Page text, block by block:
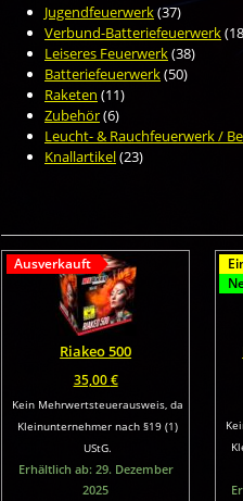
Jugendfeuerwerk(37)
Verbund-Batteriefeuerwerk
Leiseres Feuerwerk(38)
Batteriefeuerwerk(50)
Raketen (11)
Zubehör(6)
Leucht- & Rauchfeuerwerk /
Knallartikel(23)
Ausverkauft
Riakeo 500
35,00€
Kein Mehrwertsteuerausweis, da
Kleinunternehmer nach §19 (1)
UStG.
Erhältlich ab: 29. Dezember
2025